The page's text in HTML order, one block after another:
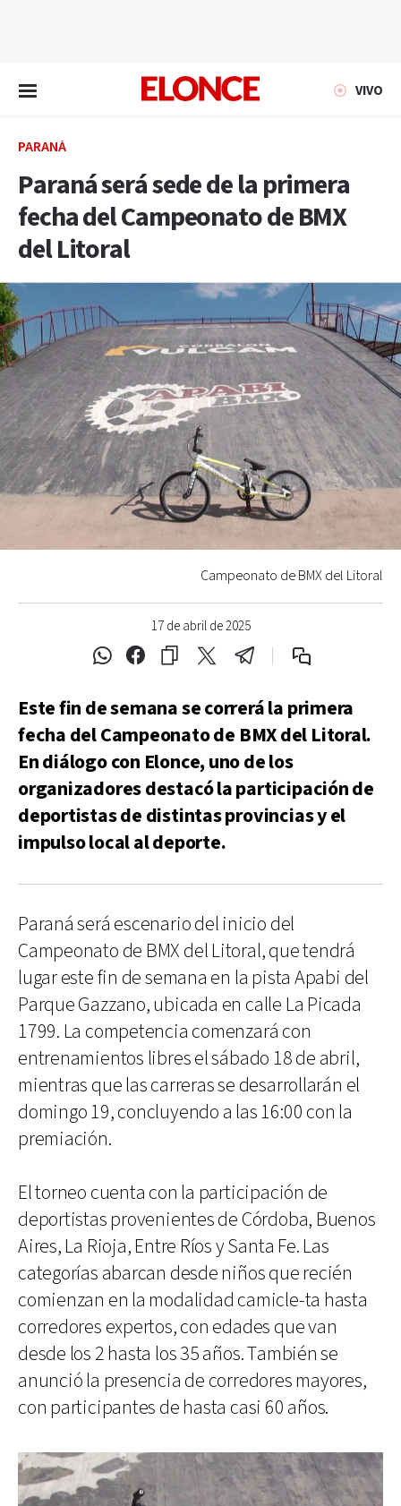
VIVO
PARANÁ
Paraná será sede de la primera
fecha del Campeonato de BMX
del Litoral
17 de abril de 2025
Campeonato de BMX del Litoral
Este fin de semana se correrá la primera
fecha del Campeonato de BMX del Litoral.
En diálogo con Elonce, uno de los
organizadores destacó la participación de
deportistas de distintas provincias y el
impulso local al deporte.
Paraná será escenario del inicio del
Campeonato de BMX del Litoral, que tendrá
lugar este fin de semana en la pista Apabi del
Parque Gazzano, ubicada en calle La Picada
1799. La competencia comenzará con
entrenamientos libres el sábado 18 de abril,
mientras que las carreras se desarrollarán el
domingo 19, concluyendo a las 16:00 con la
premiación.
El torneo cuenta con la participación de
deportistas provenientes de Córdoba, Buenos
Aires, La Rioja, Entre Ríos y Santa Fe. Las
categorías abarcan desde niños que recién
comienzan en la modalidad camicle-ta hasta
corredores expertos, con edades que van
desde los 2 hasta los 35 años. También se
anunció la presencia de corredores mayores,
con participantes de hasta casi 60 años.